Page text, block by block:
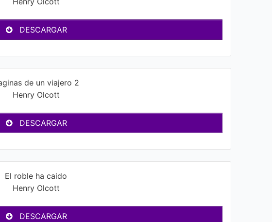
DESCARGAR
de un viajero 2
Henry Olcott
DESCARGAR
El roble ha caido
Henry Olcott
DESCARGAR